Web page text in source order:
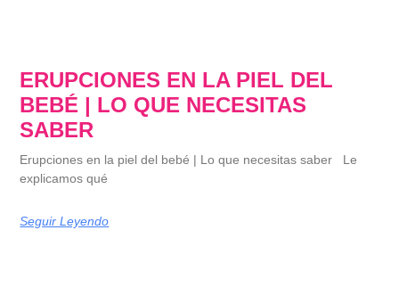
ERUPCIONES EN LA PIEL DEL
BEBÉ | LO QUE NECESITAS
SABER
Erupciones en la piel del bebé | Lo que necesitas saber Le
explicamos qué
Seguir Leyendo